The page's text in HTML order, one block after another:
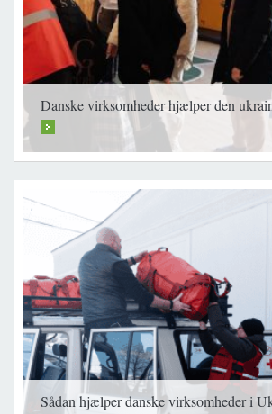
Danske virksomheder hjælper den
>
Sådan hjælper danske virksomheder i